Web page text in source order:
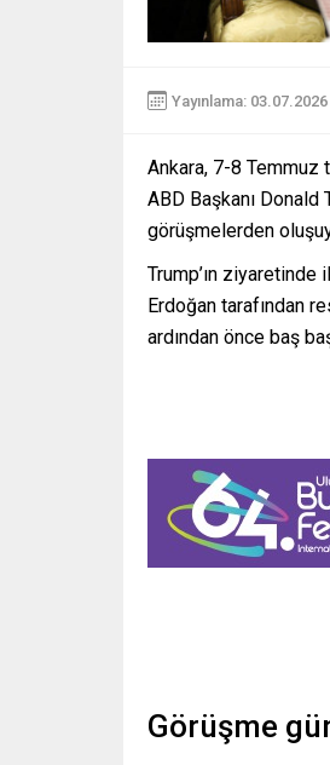
Yayınlama: 03.07.2026
Ankara, 7-8 Temmuz
ABD Başkanı Donald
görüşmelerden
Trump’ın ziyaretinde
Erdoğan tarafından
ardından önce baş
Görüşme